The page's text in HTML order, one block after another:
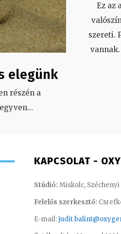
elegünk
részén a
...
Ez az
szereti.
KAPCSOLAT -
Stúdió: Miskolc, Széchenyi
Felelős szerkesztő:
E-mail: